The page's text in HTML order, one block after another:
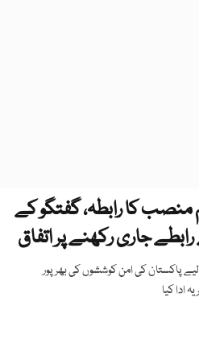
کا رابطہ، گفتگو کے
جاری رکھنے پر اتفاق
پاکستان کی امن کوششوں کی بھرپور
ادا کیا